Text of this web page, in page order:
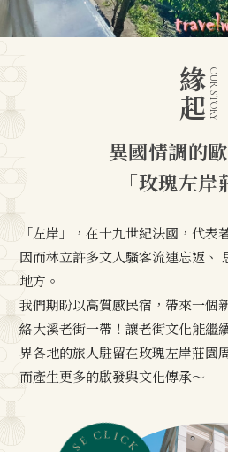
OUR STORY
緣起
異國情調的
「玫瑰左岸
「左岸」，在十九世紀法國，代表
因而林立許多文人騷客流連忘返、
地方。
我們期盼以高質感民宿，帶來一個
絡大溪老街一帶！讓老街文化能繼
界各地的旅人駐留在玫瑰左岸莊園
而產生更多的啟發與文化傳承～
展現出「世外桃園」就在
內裝設計展現典雅歐風格調，
在舒適輕奢的氛圍中，悠閒享
bar
咖啡 / 飲品 / 台灣味零食 / 台
享受著別有一番的
漫步於古色古香的街道與
深入探索大溪的歷史與文
共度悠閒假期，在大溪留